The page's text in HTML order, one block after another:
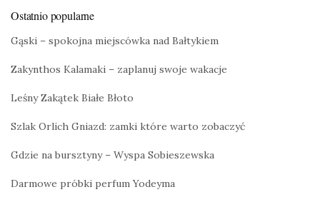
Ostatnio popularne
Gąski – spokojna miejscówka nad Bałtykiem
Zakynthos Kalamaki – zaplanuj swoje wakacje
Leśny Zakątek Białe Błoto
Szlak Orlich Gniazd: zamki które warto zobaczyć
Gdzie na bursztyny – Wyspa Sobieszewska
Darmowe próbki perfum Yodeyma